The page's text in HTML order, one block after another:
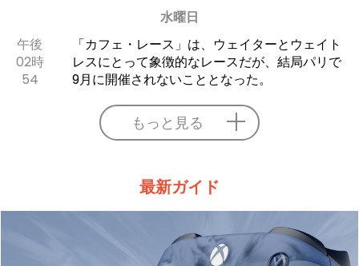
水曜日
午後
02時
54
「カフェ・レース」は、ウェイターとウェイト
レスにとって象徴的なレースだが、結局パリで
9月に開催されないこととなった。
もっと見る
最新ガイド